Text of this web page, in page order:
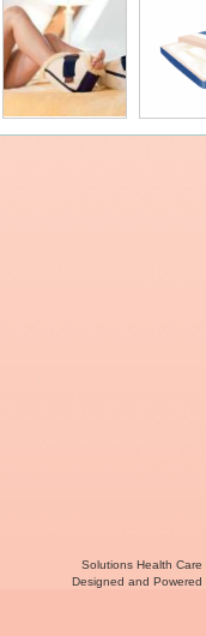
Solutions Health Care
Designed and Powered